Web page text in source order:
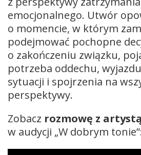
emocjonalnego. Utwór
o momencie, w którym
podejmować pochopne
o zakończeniu związku,
potrzeba oddechu,
sytuacji i spojrzenia na
perspektywy.
Zobacz rozmowę z artystą
w audycji „W dobrym